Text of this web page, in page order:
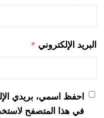
البريد الإلكتروني *
احفظ اسمي، بريدي
في هذا المتصفح